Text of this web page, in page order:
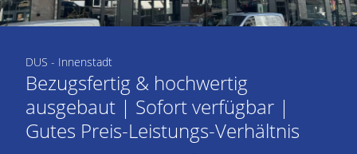
DUS - Innenstadt
Bezugsfertig & hochwertig
ausgebaut | Sofort verfügbar |
Gutes Preis-Leistungs-Verhältnis